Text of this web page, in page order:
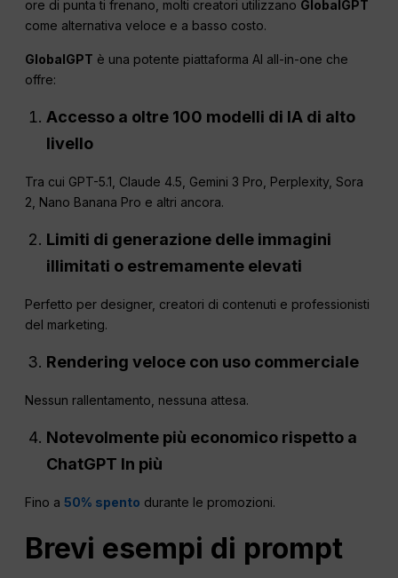
ore di punta ti frenano, molti creatori utilizzano GlobalGPT
come alternativa veloce e a basso costo.
GlobalGPT è una potente piattaforma AI all-in-one che
offre:
Accesso a oltre 100 modelli di IA di alto
livello
Tra cui GPT-5.1, Claude 4.5, Gemini 3 Pro, Perplexity, Sora
2, Nano Banana Pro e altri ancora.
Limiti di generazione delle immagini
illimitati o estremamente elevati
Perfetto per designer, creatori di contenuti e professionisti
del marketing.
Rendering veloce con uso commerciale
Nessun rallentamento, nessuna attesa.
Notevolmente più economico rispetto a
ChatGPT In più
Fino a50% spento durante le promozioni.
Brevi esempi di prompt